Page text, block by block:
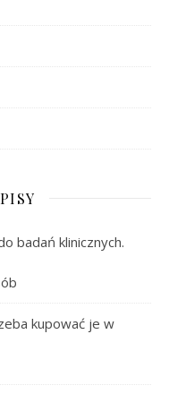
badań klinicznych.
kupować je w